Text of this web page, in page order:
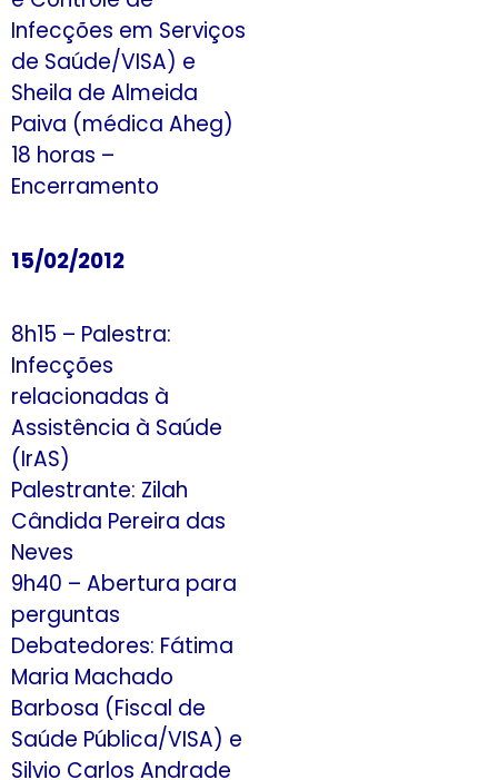
Infecções em Serviços
de Saúde/VISA) e
Sheila de Almeida
Paiva (médica Aheg)
18 horas –
Encerramento
15/02/2012
8h15 – Palestra:
Infecções
relacionadas à
Assistência à Saúde
(IrAS)
Palestrante: Zilah
Cândida Pereira das
Neves
9h40 – Abertura para
perguntas
Debatedores: Fátima
Maria Machado
Barbosa (Fiscal de
Saúde Pública/VISA) e
Silvio Carlos Andrade